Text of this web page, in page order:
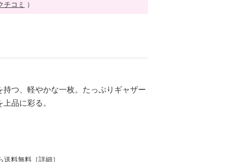
チコミ ）
つ、軽やかな一枚。たっぷりギャザー
品に彩る。
送料無料［詳細 ］